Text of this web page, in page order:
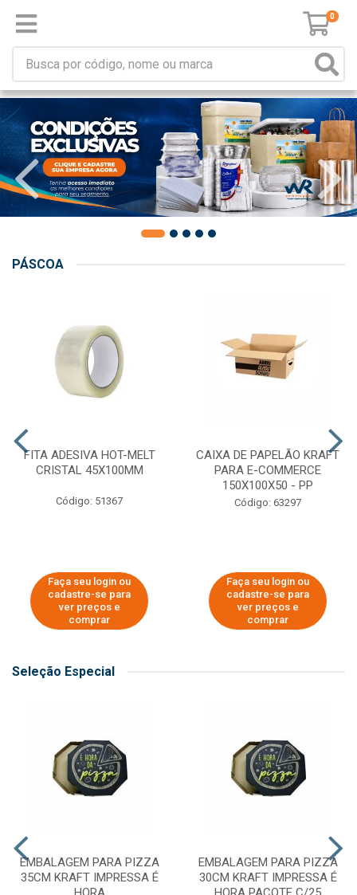
0
PÁSCOA
FITA ADESIVA HOT-MELT
CRISTAL 45X100MM
Código: 51367
Faça seu login ou
cadastre-se para
ver preços e
comprar
CAIXA DE PAPELÃO KRAFT
PARA E-COMMERCE
150X100X50 - PP
Código: 63297
Faça seu login ou
cadastre-se para
ver preços e
comprar
Seleção Especial
EMBALAGEM PARA PIZZA
35CM KRAFT IMPRESSA É
EMBALAGEM PARA PIZZA
30CM KRAFT IMPRESSA É